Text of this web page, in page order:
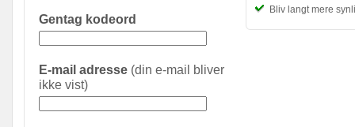
Bliv langt mere
Gentag kodeord
E-mail adresse (din e-mail bliver
ikke vist)